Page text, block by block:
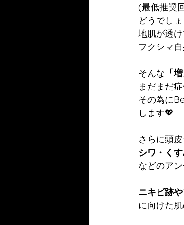
(最低推奨
どうでしょ
地肌が透
フクシマ
そんな 「
まだまだ
その為に
します💖
さらに頭
シワ・く
などのア
ニキビ跡
に向けた